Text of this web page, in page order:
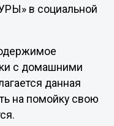
в социальной
с домашними
данная
на помойку свою